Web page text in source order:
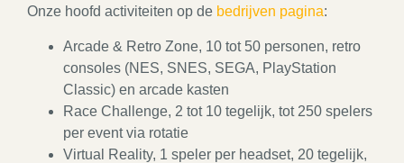
Onze hoofd activiteiten op de bedrijven pagina:
Arcade & Retro Zone, 10 tot 50 personen, retro
consoles (NES, SNES, SEGA, PlayStation
Classic) en arcade kasten
Race Challenge, 2 tot 10 tegelijk, tot 250 spelers
per event via rotatie
Virtual Reality, 1 speler per headset, 20 tegelijk,